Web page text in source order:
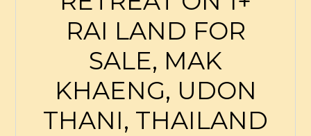
RAI LAND FOR
SALE, MAK
KHAENG, UDON
THANI, THAILAND